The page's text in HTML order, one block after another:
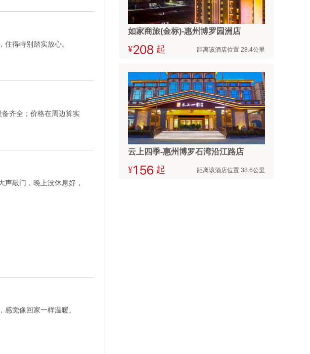
得特别踏实放心。
齐全；价格在周边算实
敲门，晚上没休息好，
觉像回家一样温暖。
如家商旅(金标)-惠州博罗园洲店
¥ 起 距离该酒店位置 28.4公里
云上四季-惠州博罗石湾沿江路店
¥  起 距离该酒店位置 38.6公里